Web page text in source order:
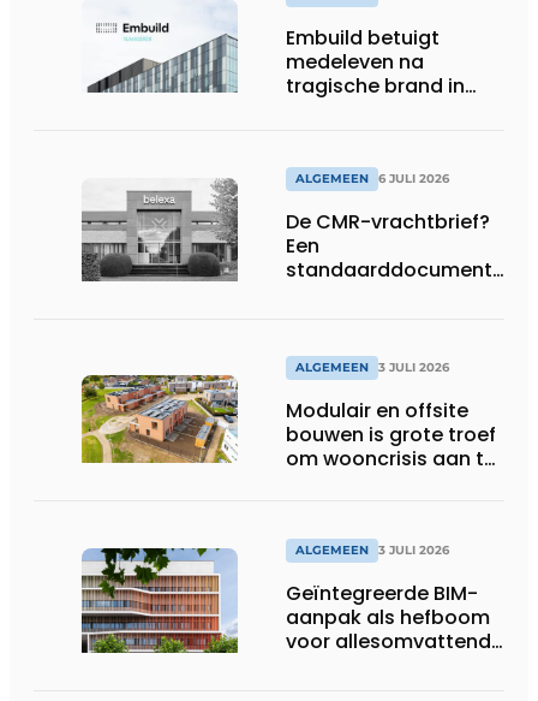
Embuild betuigt
medeleven na
tragische brand in
ALGEMEEN 6 JULI 2026
De CMR-vrachtbrief?
Een
standaarddocument
ALGEMEEN 3 JULI 2026
Modulair en offsite
bouwen is grote troef
om wooncrisis aan te
ALGEMEEN 3 JULI 2026
Geïntegreerde BIM-
aanpak als hefboom
voor allesomvattende